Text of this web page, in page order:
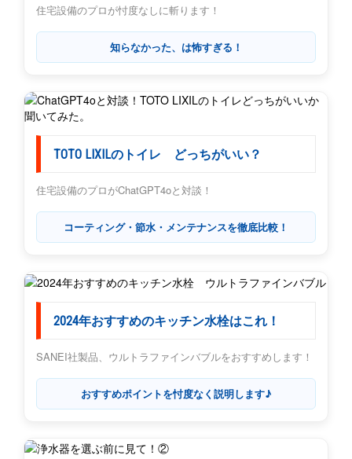
住宅設備のプロが忖度なしに斬ります！
知らなかった、は怖すぎる！
TOTO LIXILのトイレ どっちがいい？
住宅設備のプロがChatGPT4oと対談！
コーティング・節水・メンテナンスを徹底比較！
2024年おすすめのキッチン水栓はこれ！
SANEI社製品、ウルトラファインバブルをおすすめします！
おすすめポイントを忖度なく説明します♪